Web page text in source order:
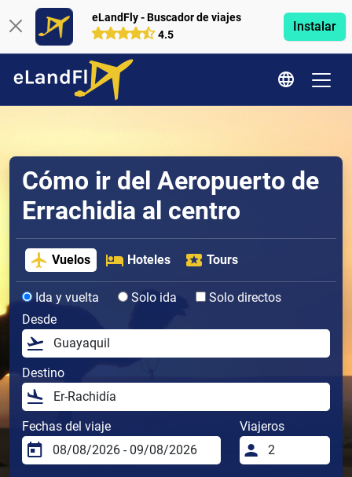
eLandFly - Buscador de viajes
4.5
Instalar
Cómo ir del Aeropuerto de
Errachidia al centro
Vuelos Hoteles Tours
Ida y vuelta Solo ida
Solo directos
Desde
Destino
Fechas del viaje Viajeros